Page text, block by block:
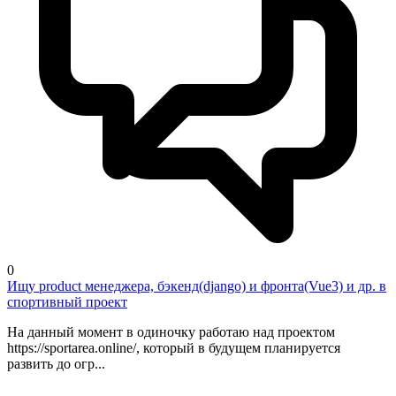
0
Ищу product менеджера, бэкенд(django) и фронта(Vue3) и др. в
спортивный проект
На данный момент в одиночку работаю над проектом
https://sportarea.online/, который в будущем планируется
развить до огр...